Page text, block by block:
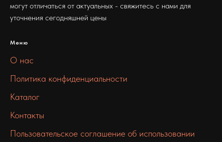
могут отличаться от актуальных - свяжитесь с нами для
уточнения сегодняшней цены
Меню
О нас
Политика конфиденциальности
Каталог
Контакты
Пользовательское соглашение об использовании